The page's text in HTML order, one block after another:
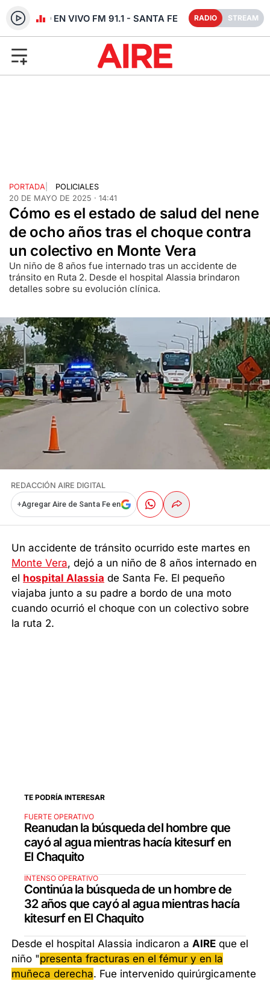
RADIO EN VIVO FM 91.1 - SANTA FE RADIO STREAM
PORTADA
POLICIALES
20 DE MAYO DE 2025 · 14:41
Cómo es el estado de salud del nene
de ocho años tras el choque contra
un colectivo en Monte Vera
Un niño de 8 años fue internado tras un accidente de
tránsito en Ruta 2. Desde el hospital Alassia brindaron
detalles sobre su evolución clínica.
REDACCIÓN AIRE DIGITAL
+Agregar Aire de Santa Fe en
Un accidente de tránsito ocurrido este martes en
Monte Vera, dejó a un niño de 8 años internado en
el hospital Alassia de Santa Fe. El pequeño
viajaba junto a su padre a bordo de una moto
cuando ocurrió el choque con un colectivo sobre
la ruta 2.
TE PODRÍA INTERESAR
FUERTE OPERATIVO
Reanudan la búsqueda del hombre que
cayó al agua mientras hacía kitesurf en
El Chaquito
INTENSO OPERATIVO
Continúa la búsqueda de un hombre de
32 años que cayó al agua mientras hacía
kitesurf en El Chaquito
Desde el hospital Alassia indicaron aAIRE que el
niño "presenta fracturas en el fémur y en la
muñeca derecha. Fue intervenido quirúrgicamente